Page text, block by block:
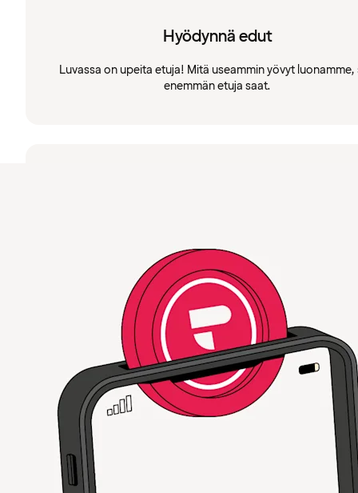
Hyödynnä edut
Luvassa on upeita etuja! Mitä useammin yövyt luonamme,
enemmän etuja saat.